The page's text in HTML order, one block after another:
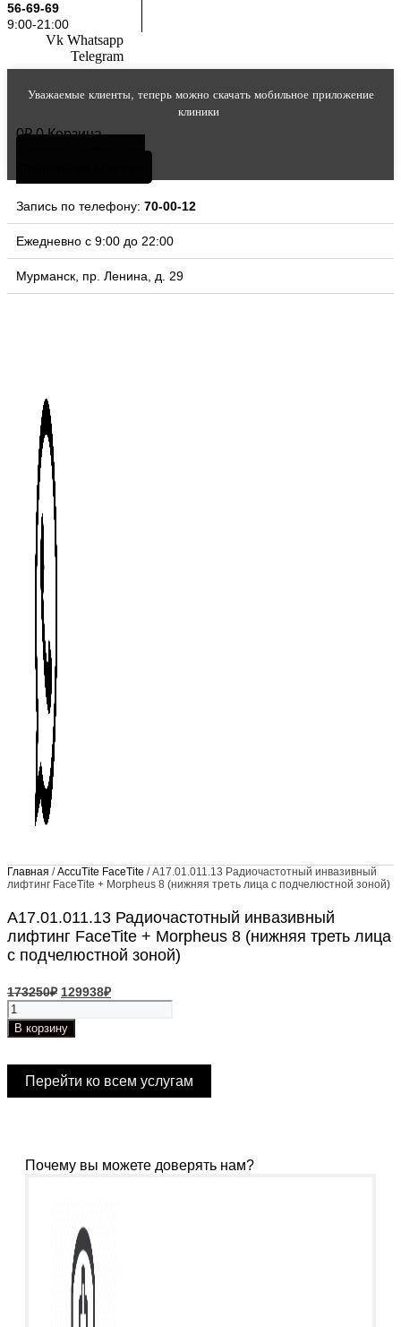
56-69-69
9:00-21:00
Vk Whatsapp
Telegram
Уважаемые клиенты, теперь можно скачать мобильное приложение
клиники
0₽ 0 Корзина
Запись по телефону: 70-00-12
Ежедневно с 9:00 до 22:00
Мурманск, пр. Ленина, д. 29
Главная /AccuTite FaceTite / A17.01.011.13 Радиочастотный инвазивный
лифтинг FaceTite + Morpheus 8 (нижняя треть лица с подчелюстной зоной)
A17.01.011.13 Радиочастотный инвазивный
лифтинг FaceTite + Morpheus 8 (нижняя треть лица
с подчелюстной зоной)
173250₽ Первоначальная
цена
составляла
173250₽.
129938₽Текущая
цена:
Количество
товара
A17.01.011.13
инвазивный
лифтинг
(нижняя
подчелюстной
В корзину
Перейти ко всем услугам
Почему вы можете доверять нам?